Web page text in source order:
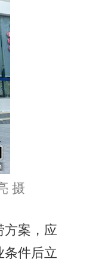
摄
案，应
条件后立